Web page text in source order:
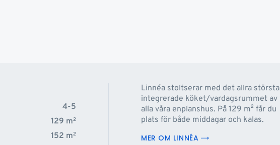
4-5
129 m2
152 m2
Linnéa stoltserar med det allra största
integrerade köket/vardagsrummet av
alla våra enplanshus. På 129 m² får du
plats för både middagar och kalas.
MER OM LINNÉA